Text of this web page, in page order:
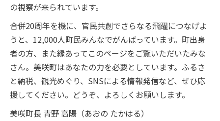
の視察が来られています。
合併20周年を機に、官民共創でさらなる飛躍につなげよ
うと、12,000人町民みんなでがんばっています。町出身
者の方、また縁あってこのページをご覧いただいたみな
さん。美咲町はあなたの力を必要としています。ふるさ
と納税、観光めぐり、SNSによる情報発信など、ぜひ応
援してください。どうぞ、よろしくお願いします。
美咲町長 青野 高陽（あおの たかはる）